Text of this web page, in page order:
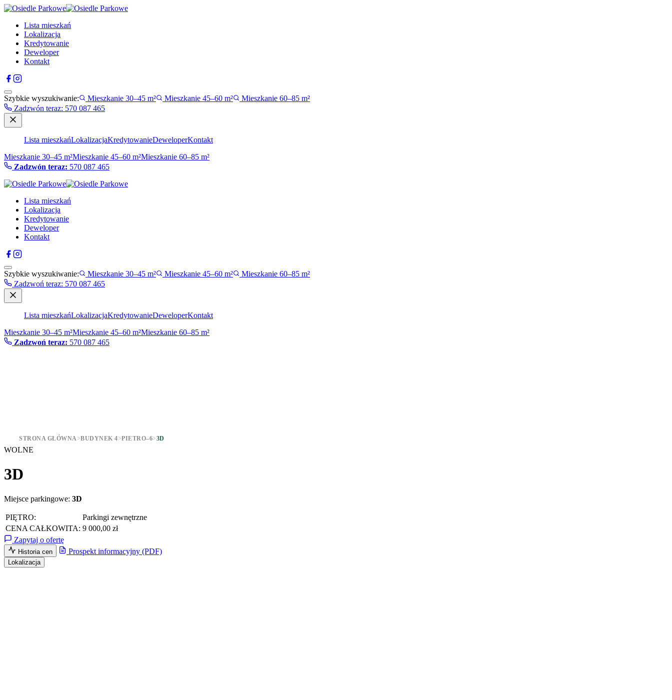
Lista mieszkań
Lokalizacja
Kredytowanie
Deweloper
Kontakt
Szybkie wyszukiwanie: Mieszkanie 30–45 m² Mieszkanie 45–60 m²
Mieszkanie 60–85 m²
Zadzwón teraz: 570 087 465
Lista mieszkańLokalizacjaKredytowanieDeweloperKontakt
Mieszkanie 30–45 m²Mieszkanie 45–60 m²Mieszkanie 60–85 m²
Zadzwón teraz: 570 087 465
Lista mieszkań
Lokalizacja
Kredytowanie
Deweloper
Kontakt
Szybkie wyszukiwanie: Mieszkanie 30–45 m² Mieszkanie 45–60 m²
Mieszkanie 60–85 m²
Zadzwoń teraz: 570 087 465
Lista mieszkańLokalizacjaKredytowanieDeweloperKontakt
Mieszkanie 30–45 m²Mieszkanie 45–60 m²Mieszkanie 60–85 m²
Zadzwoń teraz: 570 087 465
STRONA GŁÓWNA>BUDYNEK 4>PIETRO–6>3D
WOLNE
3D
Miejsce parkingowe: 3D
PIĘTRO:
Parkingi zewnętrzne
CENA CAŁKOWITA: 9 000,00 zł
Zapytaj o ofertę
Historia cen Prospekt informacyjny (PDF)
Lokalizacja